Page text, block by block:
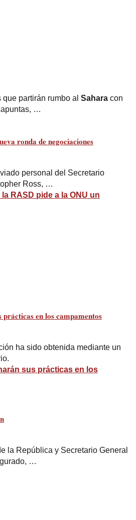
partirán rumbo al Sahara con
…
ronda de negociaciones
personal del Secretario
Ross, …
RASD pide a la ONU un
en los campamentos
ha sido obtenida mediante un
sus prácticas en los
la República y Secretario General
…